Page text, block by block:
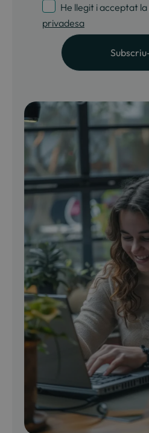
He llegit i acceptat la
privadesa